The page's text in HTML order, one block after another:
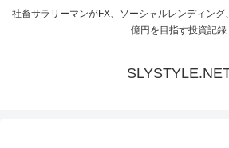
社畜サラリーマンがFX、ソーシャルレンディン
億円を目指す投資記録